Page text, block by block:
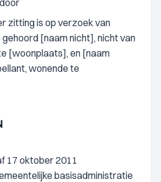
zitting is op verzoek van
[naam nicht], nicht van
[woonplaats], en [naam
wonende te
17 oktober 2011
basisadministratie